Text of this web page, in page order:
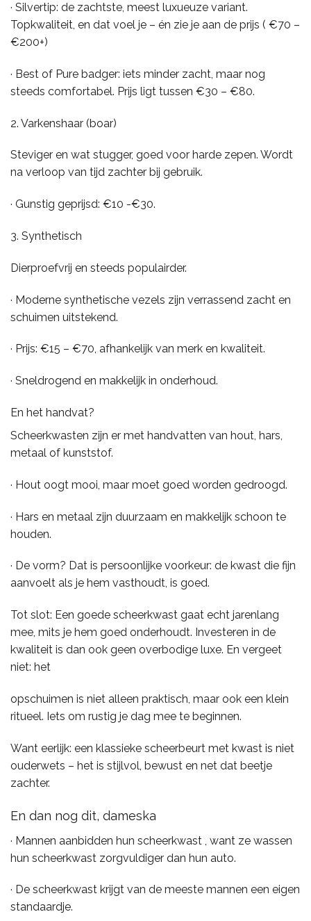
· Silvertip: de zachtste, meest luxueuze variant.
Topkwaliteit, en dat voel je – én zie je aan de prijs ( €70 –
€200+)
· Best of Pure badger: iets minder zacht, maar nog
steeds comfortabel. Prijs ligt tussen €30 – €80.
2. Varkenshaar (boar)
Steviger en wat stugger, goed voor harde zepen. Wordt
na verloop van tijd zachter bij gebruik.
· Gunstig geprijsd: €10 -€30.
3. Synthetisch
Dierproefvrij en steeds populairder.
· Moderne synthetische vezels zijn verrassend zacht en
schuimen uitstekend.
· Prijs: €15 – €70, afhankelijk van merk en kwaliteit.
· Sneldrogend en makkelijk in onderhoud.
En het handvat?
Scheerkwasten zijn er met handvatten van hout, hars,
metaal of kunststof.
· Hout oogt mooi, maar moet goed worden gedroogd.
· Hars en metaal zijn duurzaam en makkelijk schoon te
houden.
· De vorm? Dat is persoonlijke voorkeur: de kwast die fijn
aanvoelt als je hem vasthoudt, is goed.
Tot slot: Een goede scheerkwast gaat echt jarenlang
mee, mits je hem goed onderhoudt. Investeren in de
kwaliteit is dan ook geen overbodige luxe. En vergeet
niet: het
opschuimen is niet alleen praktisch, maar ook een klein
ritueel. Iets om rustig je dag mee te beginnen.
Want eerlijk: een klassieke scheerbeurt met kwast is niet
ouderwets – het is stijlvol, bewust en net dat beetje
zachter.
En dan nog dit, dameska
· Mannen aanbidden hun scheerkwast , want ze wassen
hun scheerkwast zorgvuldiger dan hun auto.
· De scheerkwast krijgt van de meeste mannen een eigen
standaardje.